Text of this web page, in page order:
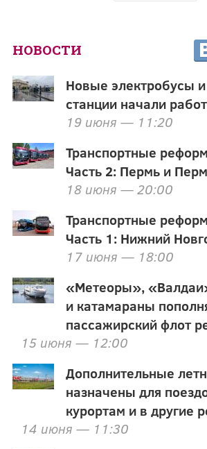
НОВОСТИ
Новые электробусы
станции начали
19 июня — 11:20
Транспортные
Часть 2: Пермь и
18 июня — 20:00
Транспортные
Часть 1: Нижний
17 июня — 18:00
«Метеоры»,
и катамараны
пассажирский флот
15 июня — 12:00
Дополнительные
назначены для
курортам и в другие
14 июня — 11:30